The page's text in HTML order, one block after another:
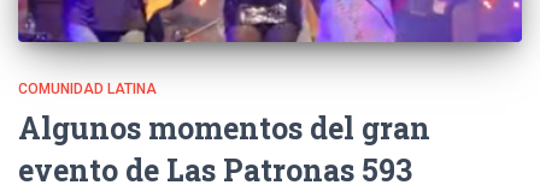
COMUNIDAD LATINA
Algunos momentos del gran
evento de Las Patronas 593